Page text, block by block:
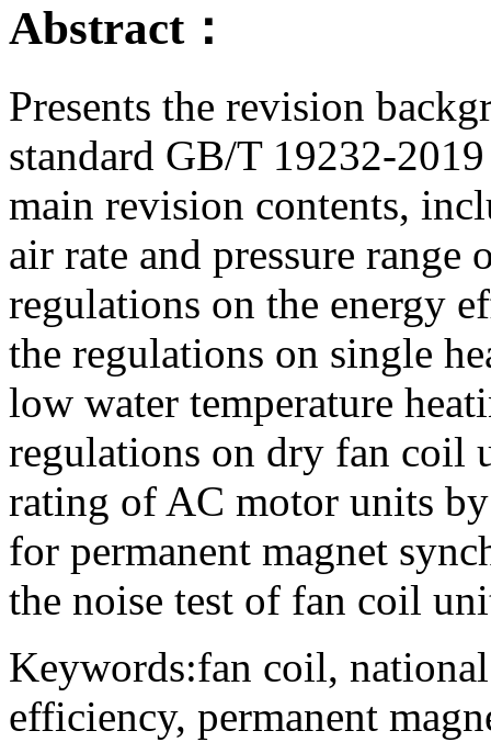
Abstract：
Presents the revision
standard GB/T 19232-
main revision contents,
air rate and pressure
regulations on the energy
the regulations on single
low water temperature
regulations on dry fan coil
rating of AC motor units
for permanent magnet
the noise test of fan coil
Keywords:fan coil,
efficiency, permanent